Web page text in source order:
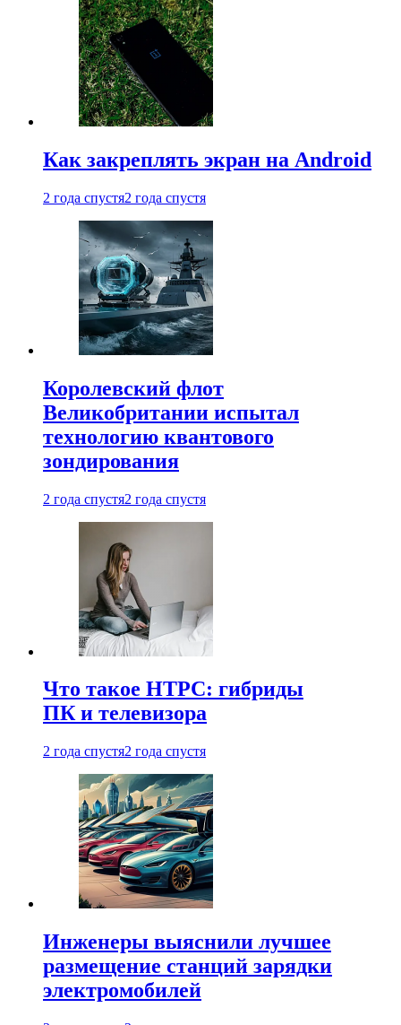
Как закреплять экран на Android
2 года спустя2 года спустя
Королевский флот
Великобритании испытал
технологию квантового
зондирования
2 года спустя2 года спустя
Что такое HTPC: гибриды
ПК и телевизора
2 года спустя2 года спустя
Инженеры выяснили лучшее
размещение станций зарядки
электромобилей